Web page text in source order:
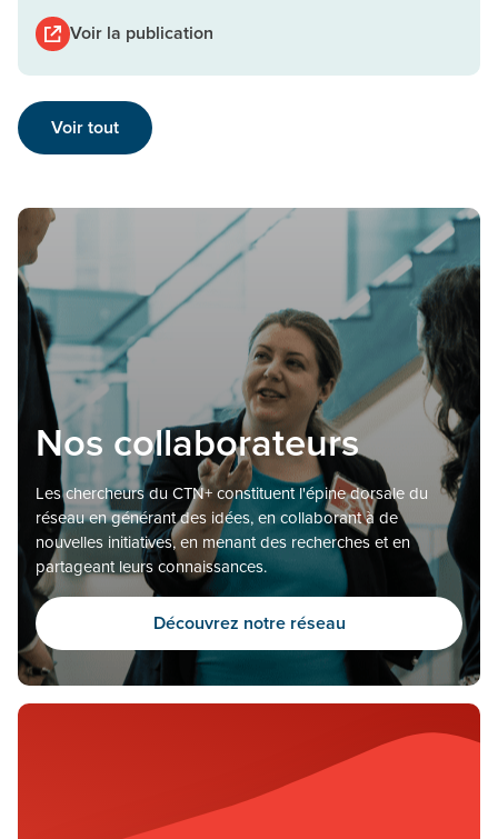
Voir la publication
Voir tout
Nos collaborateurs
Les chercheurs du CTN+ constituent l'épine dorsale du
réseau en générant des idées, en collaborant à de
nouvelles initiatives, en menant des recherches et en
partageant leurs connaissances.
Découvrez notre réseau